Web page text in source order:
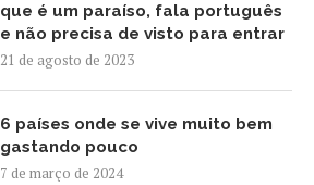
que é um paraíso, fala português
e não precisa de visto para entrar
21 de agosto de 2023
6 países onde se vive muito bem
gastando pouco
7 de março de 2024